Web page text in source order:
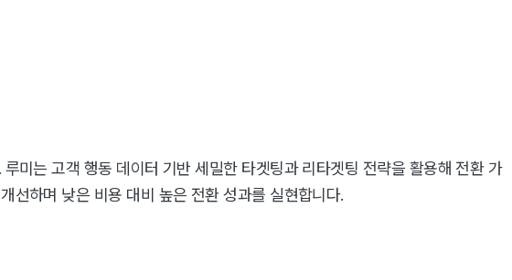
미는 고객 행동 데이터 기반 세밀한 타겟팅과 리타겟팅 전략을 활용해 전환 가
선하며 낮은 비용 대비 높은 전환 성과를 실현합니다.